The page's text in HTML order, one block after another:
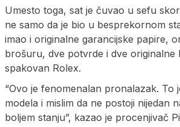
Umesto toga, sat je čuvao u sefu
ne samo da je bio u besprekornom
imao i originalne garancijske papire,
brošuru, dve potvrde i dve originalne
spakovan Rolex.
“Ovo je fenomenalan pronalazak. To
modela i mislim da ne postoji nijedan
boljem stanju”, kazao je procenjivač